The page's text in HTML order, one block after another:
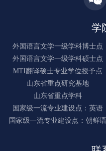
学
外国语言文学一级学科博士点
外国语言文学一级学科硕士点
MTI翻译硕士专业学位授予点
山东省重点研究基地
山东省重点学科
国家级一流专业建设点：英语
国家级一流专业建设点：朝鲜语